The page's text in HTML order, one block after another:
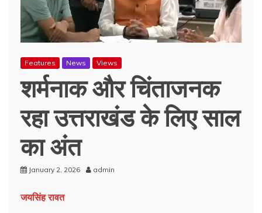
Features News Views
शर्मनाक और चिंताजनक
रहा उत्तराखंड के लिए साल
का अंत
January 2, 2026 admin
जयसिंह रावत